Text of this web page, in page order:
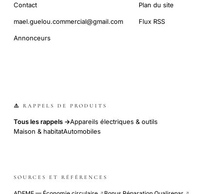
Contact
mael.guelou.commercial@gmail.com
Annonceurs
Plan du site
Flux RSS
⚠️ RAPPELS DE PRODUITS
Tous les rappels →Appareils électriques & outils
Maison & habitatAutomobiles
SOURCES ET RÉFÉRENCES